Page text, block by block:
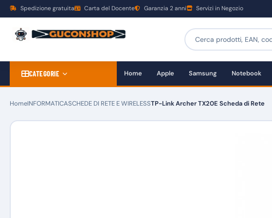
Spedizione gratuita Carta del Docente Garanzia 2 anni Servizi in Negozio
CATEGORIE Home Apple Samsung Notebook
HomeINFORMATICASCHEDE DI RETE E WIRELESSTP-Link Archer TX20E Scheda di Rete